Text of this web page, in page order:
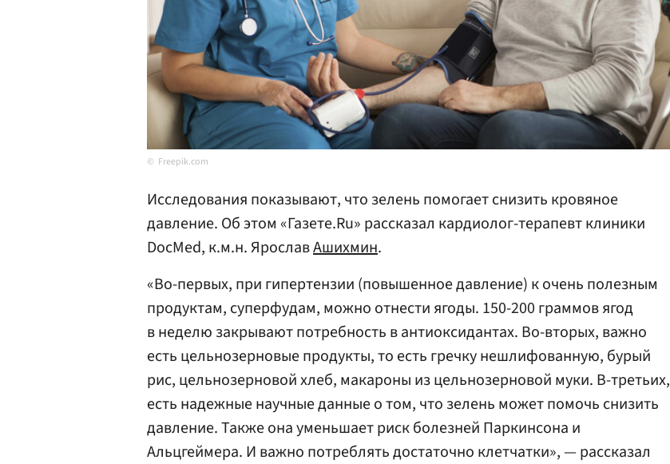
Freepik.com
Исследования показывают, что зелень помогает снизить кровяное
давление. Об этом «Газете.Ru» рассказал кардиолог-терапевт клиники
DocMed, к.м.н. ЯрославАшихмин.
«Во-первых, при гипертензии (повышенное давление) к очень полезным
продуктам, суперфудам, можно отнести ягоды. 150-200 граммов ягод
в неделю закрывают потребность в антиоксидантах. Во-вторых, важно
есть цельнозерновые продукты, то есть гречку нешлифованную, бурый
рис, цельнозерновой хлеб, макароны из цельнозерновой муки. В-третьих,
есть надежные научные данные о том, что зелень может помочь снизить
давление. Также она уменьшает риск болезней Паркинсона и
Альцгеймера. И важно потреблять достаточно клетчатки», — рассказал